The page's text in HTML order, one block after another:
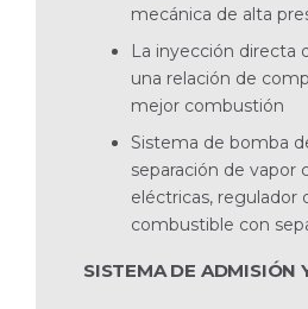
mecánica de alta
La inyección directa
una relación de
mejor combustión
Sistema de bomba
separación de vapor
eléctricas, regulador
combustible con
SISTEMA DE ADMISIÓN